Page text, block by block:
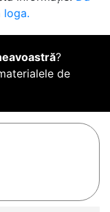
loga.
?
de